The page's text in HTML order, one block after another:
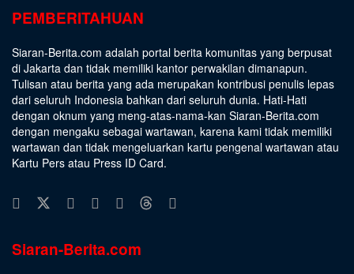
PEMBERITAHUAN
Siaran-Berita.com adalah portal berita komunitas yang berpusat
di Jakarta dan tidak memiliki kantor perwakilan dimanapun.
Tulisan atau berita yang ada merupakan kontribusi penulis lepas
dari seluruh Indonesia bahkan dari seluruh dunia. Hati-Hati
dengan oknum yang meng-atas-nama-kan Siaran-Berita.com
dengan mengaku sebagai wartawan, karena kami tidak memiliki
wartawan dan tidak mengeluarkan kartu pengenal wartawan atau
Kartu Pers atau Press ID Card.
Siaran-Berita.com